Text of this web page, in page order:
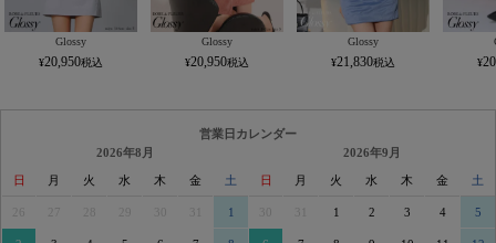
Glossy
20,950
Glossy
20,950
Glossy
21,830
営業日カレンダー
2026年8月
日 月 火 水 木 金 土
29 30 31 1
2026年9月
日 月 火 水 木 金 土
30 31 1 2 3 4 5